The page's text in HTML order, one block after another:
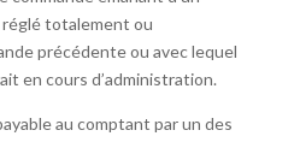
réglé totalement ou
précédente ou avec lequel
en cours d’administration.
au comptant par un des